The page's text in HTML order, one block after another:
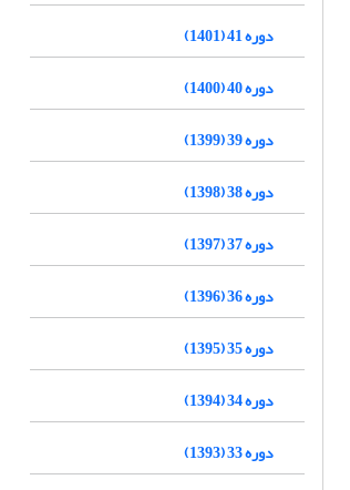
دوره 41 (1401)
دوره 40 (1400)
دوره 39 (1399)
دوره 38 (1398)
دوره 37 (1397)
دوره 36 (1396)
دوره 35 (1395)
دوره 34 (1394)
دوره 33 (1393)